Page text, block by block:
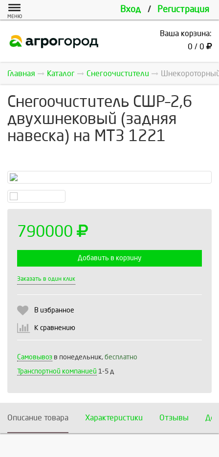
Вход / Регистрация
МЕНЮ
Ваша корзина:
0 / 0
Главная Каталог Снегоочистители
Снегоочиститель СШР–2,6
двухшнековый (задняя
навеска) на МТЗ 1221
790000
Добавить в корзину
Заказать в один клик
В избранное
К сравнению
Самовывоз в понедельник, бесплатно
Транспортной компанией 1-5 д
Описание товара Характеристики Отзывы